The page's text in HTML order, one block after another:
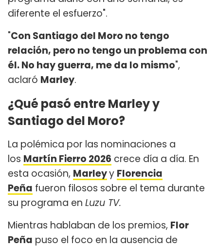
diferente el esfuerzo".
"Con Santiago del Moro no tengo
relación, pero no tengo un problema con
él. No hay guerra, me da lo mismo",
aclaró Marley.
¿Qué pasó entre Marley y
Santiago del Moro?
La polémica por las nominaciones a
los Martín Fierro 2026 crece día a día. En
esta ocasión, Marleyy Florencia
Peña fueron filosos sobre el tema durante
su programa en Luzu TV.
Mientras hablaban de los premios, Flor
Peña puso el foco en la ausencia de